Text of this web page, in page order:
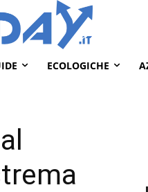
ECOLOGICHE